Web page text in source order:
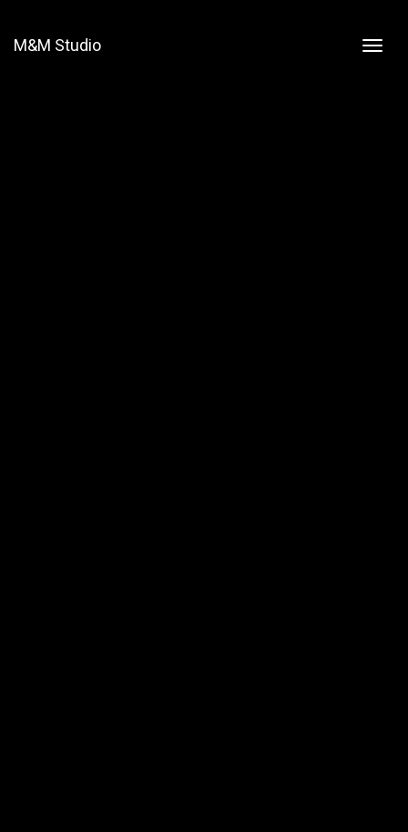
M&M Studio